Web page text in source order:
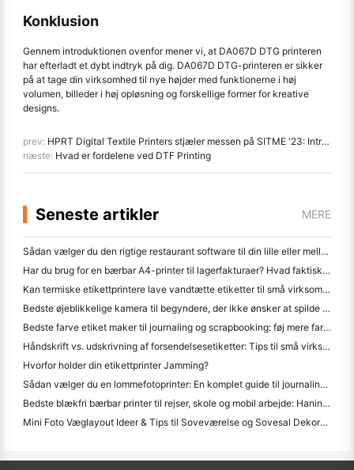
Konklusion
Gennem introduktionen ovenfor mener vi, at DA067D DTG printeren
har efterladt et dybt indtryk på dig. DA067D DTG-printeren er sikker
på at tage din virksomhed til nye højder med funktionerne i høj
volumen, billeder i høj opløsning og forskellige former for kreative
designs.
prev: HPRT Digital Textile Printers stjæler messen på SITME '23: Introduktion af DA182T Plus & DA188S
næste: Hvad er fordelene ved DTF Printing
Seneste artikler MERE
Sådan vælger du den rigtige restaurant software til din lille eller mellemstore restaurant
Har du brug for en bærbar A4-printer til lagerfakturaer? Hvad faktisk virker
Kan termiske etikettprintere lave vandtætte etiketter til små virksomhedsprodukter?
Bedste øjeblikkelige kamera til begyndere, der ikke ønsker at spilde papir
Bedste farve etiket maker til journaling og scrapbooking: føj mere farve til hver side
Håndskrift vs. udskrivning af forsendelsesetiketter: Tips til små virksomheder i 2026
Hvorfor holder din etikettprinter Jamming?
Sådan vælger du en lommefotoprinter: En komplet guide til journaling, rejser og iPhone-brugere
Bedste blækfri bærbar printer til rejser, skole og mobil arbejde: Hanin MT620 Pro anmeldelse
Mini Foto Væglayout Ideer & Tips til Soveværelse og Sovesal Dekoration